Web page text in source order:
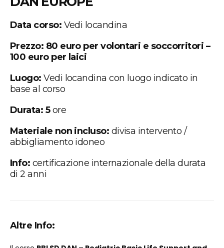
Data corso: Vedi locandina
Prezzo: 80 euro per volontari e soccorritori –
100 euro per laici
Luogo:Vedi locandina con luogo indicato in
base al corso
Durata: 5ore
Materiale non incluso: divisa intervento /
abbigliamento idoneo
Info: certificazione internazionale della durata
di 2 anni
Altre Info: